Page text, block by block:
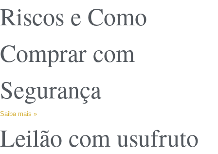
Riscos e Como
Comprar com
Segurança
Saiba mais »
Leilão com usufruto